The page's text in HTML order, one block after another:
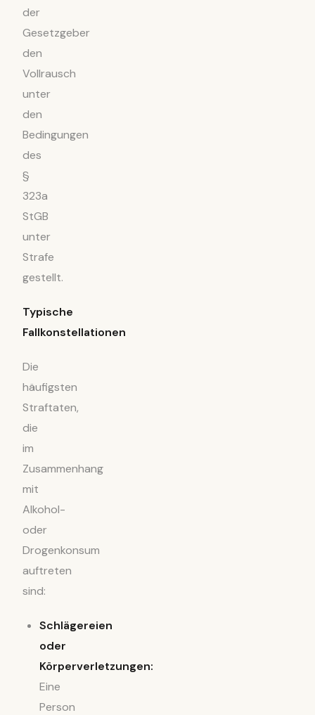
der
Gesetzgeber
den
Vollrausch
unter
den
Bedingungen
des
§
323a
StGB
unter
Strafe
gestellt.
Typische
Fallkonstellationen
Die
häufigsten
Straftaten,
die
im
Zusammenhang
mit
Alkohol-
oder
Drogenkonsum
auftreten
sind:
Schlägereien
oder
Körperverletzungen:
Eine
Person